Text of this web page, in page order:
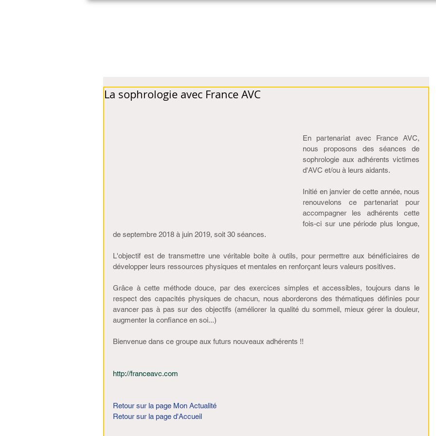
La sophrologie avec France AVC
En partenariat avec France AVC,
nous proposons des séances de
sophrologie aux adhérents victimes
d'AVC et/ou à leurs aidants.
Initié en janvier de cette année, nous
renouvelons ce partenariat pour
accompagner les adhérents cette
fois-ci sur une période plus longue,
de septembre 2018 à juin 2019, soit 30 séances.
L'objectif est de transmettre une véritable boite à outils, pour permettre aux bénéficiaires de
développer leurs ressources physiques et mentales en renforçant leurs valeurs positives.
Grâce à cette méthode douce, par des exercices simples et accessibles, toujours dans le
respect des capacités physiques de chacun, nous aborderons des thématiques définies pour
avancer pas à pas sur des objectifs (améliorer la qualité du sommeil, mieux gérer la douleur,
augmenter la confiance en soi...)
Bienvenue dans ce groupe aux futurs nouveaux adhérents !!
http://franceavc.com
Retour sur la page Mon Actualité
Retour sur la page d'Accueil